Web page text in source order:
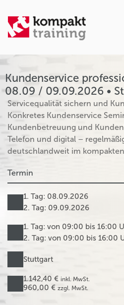
Kundenservice
08.09 / 09.09.2026 •
Servicequalität sichern und
Konkretes Kundenservice
Kundenbetreuung und
Telefon und digital –
deutschlandweit im
Termin
1. Tag: 08.09.2026
2. Tag: 09.09.2026
1. Tag: von 09:00 bis 16:00
2. Tag: von 09:00 bis 16:00
Stuttgart
1.142,40 € inkl. MwSt.
960,00 € zzgl. MwSt.